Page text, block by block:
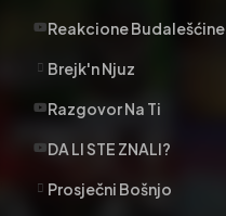
Reakcione Budalešćine
Brejk'n Njuz
Razgovor Na Ti
DA LI STE ZNALI?
Prosječni Bošnjo